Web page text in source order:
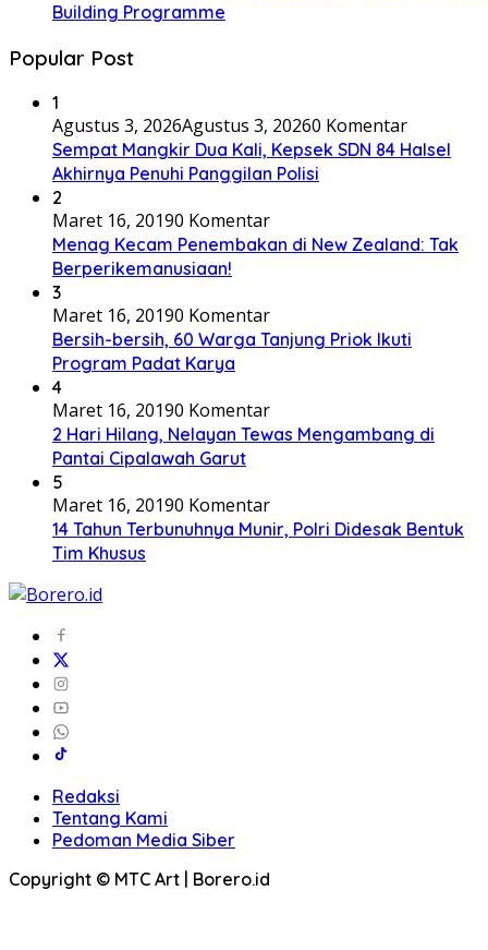
Building Programme
Popular Post
1
Agustus 3, 2026Agustus 3, 20260 Komentar
Sempat Mangkir Dua Kali, Kepsek SDN 84 Halsel
Akhirnya Penuhi Panggilan Polisi
2
Maret 16, 20190 Komentar
Menag Kecam Penembakan di New Zealand: Tak
Berperikemanusiaan!
3
Maret 16, 20190 Komentar
Bersih-bersih, 60 Warga Tanjung Priok Ikuti
Program Padat Karya
4
Maret 16, 20190 Komentar
2 Hari Hilang, Nelayan Tewas Mengambang di
Pantai Cipalawah Garut
5
Maret 16, 20190 Komentar
14 Tahun Terbunuhnya Munir, Polri Didesak Bentuk
Tim Khusus
Redaksi
Tentang Kami
Pedoman Media Siber
Copyright © MTC Art | Borero.id